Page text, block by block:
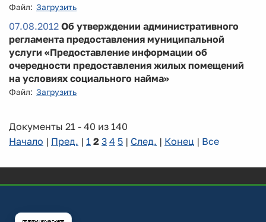
Файл: Загрузить
07.08.2012 Об утверждении административного
регламента предоставления муниципальной
услуги «Предоставление информации об
очередности предоставления жилых помещений
на условиях социального найма»
Файл: Загрузить
Документы 21 - 40 из 140
Начало | Пред. | 1 2 3 4 5 | След. | Конец | Все